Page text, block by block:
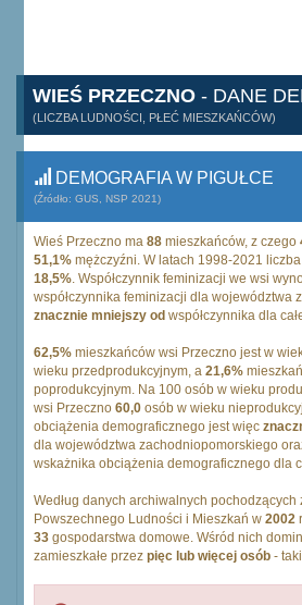
WIEŚ PRZECZNO - DANE
(LICZBA LUDNOŚCI, PŁEĆ MIESZKAŃCÓW)
DEMOGRAFIA W PIGUŁCE
(Źródło: GUS, NSP 2021)
Wieś Przeczno ma 88 mieszkańców, z czego
51,1% mężczyźni. W latach 1998-2021
18,5%. Współczynnik feminizacji we wsi
współczynnika feminizacji dla województwa
znacznie mniejszy od współczynnika dla
62,5% mieszkańców wsi Przeczno jest w
wieku przedprodukcyjnym, a 21,6%
poprodukcyjnym. Na 100 osób w wieku
wsi Przeczno 60,0 osób w wieku
obciążenia demograficznego jest więc
dla województwa zachodniopomorskiego
wskażnika obciążenia demograficznego dla
Według danych archiwalnych
Powszechnego Ludności i Mieszkań w 2002
33 gospodarstwa domowe. Wśród nich
zamieszkałe przez pięc lub więcej osób -